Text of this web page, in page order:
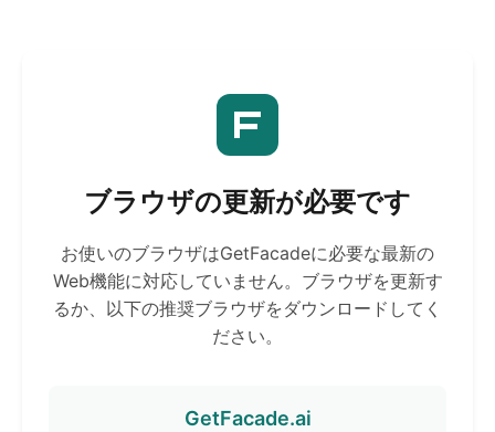
ブラウザの更新が必要です
お使いのブラウザはGetFacadeに必要な最新の
Web機能に対応していません。ブラウザを更新す
るか、以下の推奨ブラウザをダウンロードしてく
ださい。
GetFacade.ai